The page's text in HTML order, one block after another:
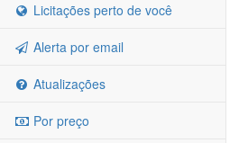
Licitações perto de você
Alerta por email
Atualizações
Por preço